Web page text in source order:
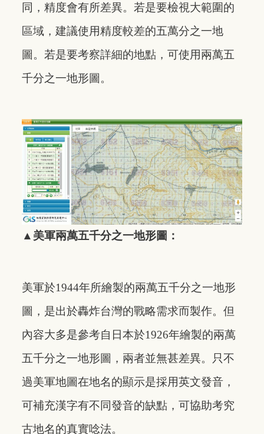
同，精度會有所差異。若是要檢視大範圍的
區域，建議使用精度較差的五萬分之一地
圖。若是要考察詳細的地點，可使用兩萬五
千分之一地形圖。
▲ 美軍兩萬五千分之一地形圖：
美軍於1944年所繪製的兩萬五千分之一地形
圖，是出於轟炸台灣的戰略需求而製作。但
內容大多是參考自日本於1926年繪製的兩萬
五千分之一地形圖，兩者並無甚差異。只不
過美軍地圖在地名的顯示是採用英文發音，
可補充漢字有不同發音的缺點，可協助考究
古地名的真實唸法。